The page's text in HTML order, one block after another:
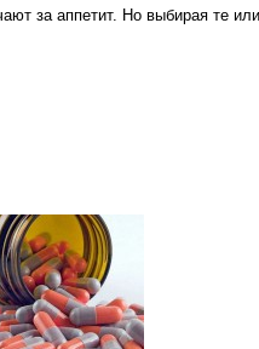
за аппетит. Но выбирая те